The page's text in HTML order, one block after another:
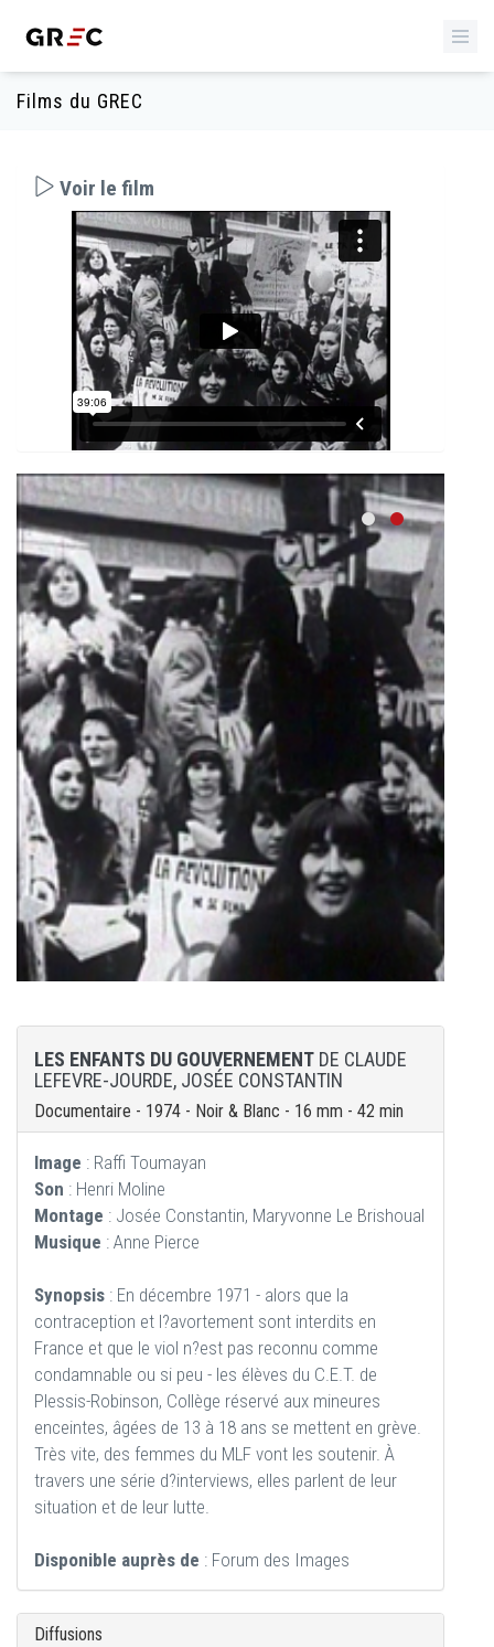
Films du GREC
Voir le film
LES ENFANTS DU GOUVERNEMENT DE CLAUDE
LEFEVRE-JOURDE, JOSÉE CONSTANTIN
Documentaire - 1974 - Noir & Blanc - 16 mm - 42 min
Image : Raffi Toumayan
Son : Henri Moline
Montage : Josée Constantin, Maryvonne Le Brishoual
Musique : Anne Pierce
Synopsis : En décembre 1971 - alors que la
contraception et l?avortement sont interdits en
France et que le viol n?est pas reconnu comme
condamnable ou si peu - les élèves du C.E.T. de
Plessis-Robinson, Collège réservé aux mineures
enceintes, âgées de 13 à 18 ans se mettent en grève.
Très vite, des femmes du MLF vont les soutenir. À
travers une série d?interviews, elles parlent de leur
situation et de leur lutte.
Disponible auprès de : Forum des Images
Diffusions